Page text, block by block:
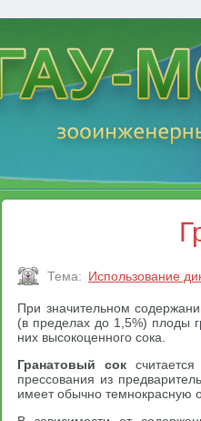
Тема: Использование
При значительном
(в пределах до 1,5%) плоды
них высокоценного сока.
Гранатовый сок
прессования из
имеет обычно темнокрасную